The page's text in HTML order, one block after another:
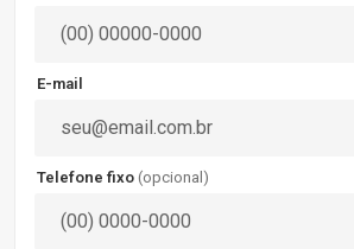
E-mail
Telefone fixo (opcional)